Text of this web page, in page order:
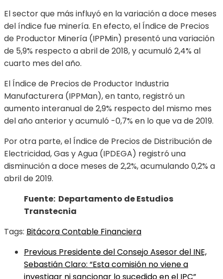
El sector que más influyó en la variación a doce meses
del índice fue minería. En efecto, el Índice de Precios
de Productor Minería (IPPMin) presentó una variación
de 5,9% respecto a abril de 2018, y acumuló 2,4% al
cuarto mes del año.
El Índice de Precios de Productor Industria
Manufacturera (IPPMan), en tanto, registró un
aumento interanual de 2,9% respecto del mismo mes
del año anterior y acumuló -0,7% en lo que va de 2019.
Por otra parte, el Índice de Precios de Distribución de
Electricidad, Gas y Agua (IPDEGA) registró una
disminución a doce meses de 2,2%, acumulando 0,2% a
abril de 2019.
Fuente: Departamento de Estudios
Transtecnia
Tags: Bitácora Contable Financiera
Previous Presidente del Consejo Asesor del INE,
Sebastián Claro: “Esta comisión no viene a